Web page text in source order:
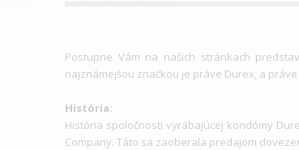
Postupne Vám na našich stránkach
najznámejšou značkou je práve Durex, a
História:
História spoločnosti vyrábajúcej kondómy
Company. Táto sa zaoberala predajom